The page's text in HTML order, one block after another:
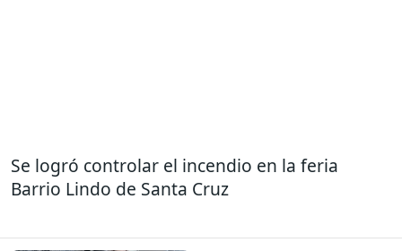
Se logró controlar el incendio en la feria
Barrio Lindo de Santa Cruz